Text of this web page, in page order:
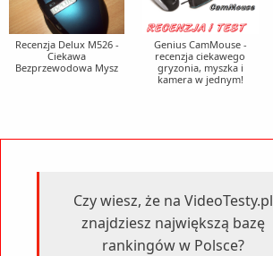
Recenzja Delux M526 -
Ciekawa
Bezprzewodowa Mysz
Genius CamMouse -
recenzja ciekawego
gryzonia, myszka i
kamera w jednym!
Czy wiesz, że na VideoTesty.pl
znajdziesz największą bazę
rankingów w Polsce?